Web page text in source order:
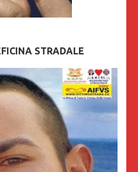
STRADALE